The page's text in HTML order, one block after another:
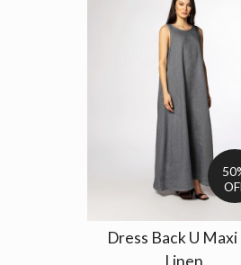
Dress Back U
Linen